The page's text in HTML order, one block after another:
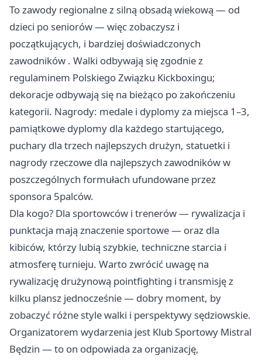
To zawody regionalne z silną obsadą wiekową — od
dzieci po seniorów — więc zobaczysz i
początkujących, i bardziej doświadczonych
zawodników . Walki odbywają się zgodnie z
regulaminem Polskiego Związku Kickboxingu;
dekoracje odbywają się na bieżąco po zakończeniu
kategorii. Nagrody: medale i dyplomy za miejsca 1–3,
pamiątkowe dyplomy dla każdego startującego,
puchary dla trzech najlepszych drużyn, statuetki i
nagrody rzeczowe dla najlepszych zawodników w
poszczególnych formułach ufundowane przez
sponsora 5palców.
Dla kogo? Dla sportowców i trenerów — rywalizacja i
punktacja mają znaczenie sportowe — oraz dla
kibiców, którzy lubią szybkie, techniczne starcia i
atmosferę turnieju. Warto zwrócić uwagę na
rywalizację drużynową pointfighting i transmisję z
kilku plansz jednocześnie — dobry moment, by
zobaczyć różne style walki i perspektywy sędziowskie.
Organizatorem wydarzenia jest Klub Sportowy Mistral
Będzin — to on odpowiada za organizację,